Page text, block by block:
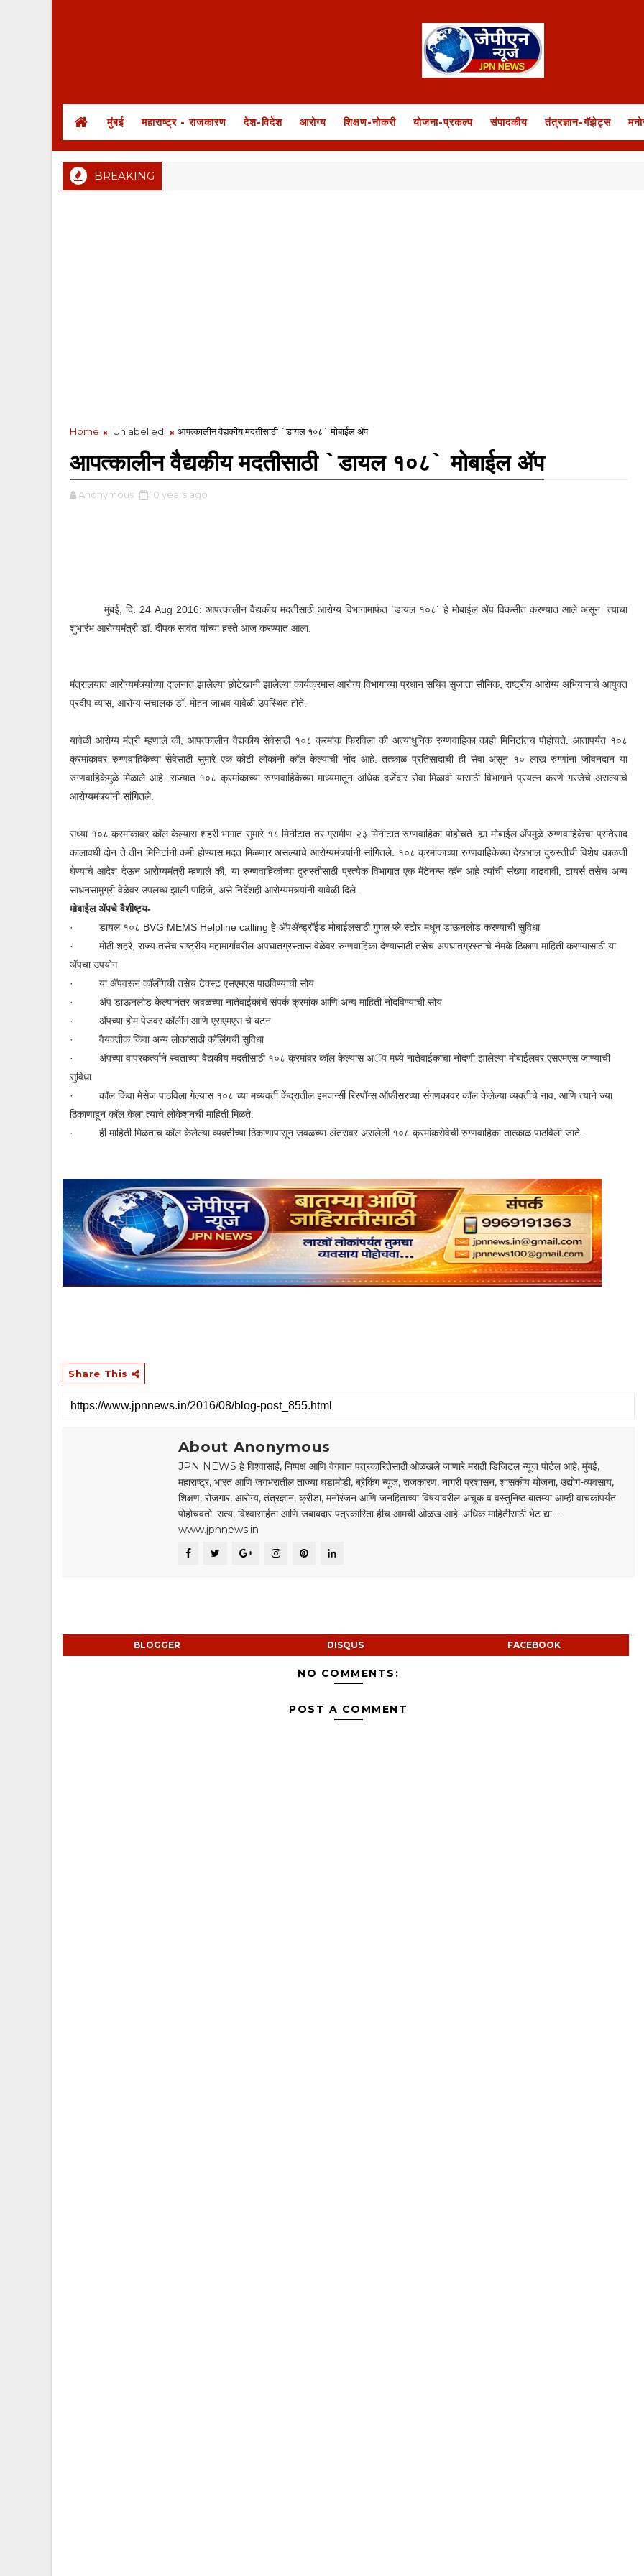
मुंबई महाराष्ट्र - राजकारण देश-विदेश आरोग्य शिक्षण-नोकरी योजना-प्रकल्प संपादकीय तंत्रज्ञान-गॅझेट्स
BREAKING
Home Unlabelled आपत्कालीन वैद्यकीय मदतीसाठी `डायल १०८` मोबाईल ॲप
आपत्कालीन वैद्यकीय मदतीसाठी `डायल १०८` मोबाईल ॲप
Anonymous 10 years ago
मुंबई, दि. 24 Aug 2016: आपत्कालीन वैद्यकीय मदतीसाठी आरोग्य विभागामार्फत `डायल १०८` हे मोबाईल ॲप विकसीत करण्यात आले असून त्याचा
शुभारंभ आरोग्यमंत्री डॉ. दीपक सावंत यांच्या हस्ते आज करण्यात आला.
मंत्रालयात आरोग्यमंत्र्यांच्या दालनात झालेल्या छोटेखानी झालेल्या कार्यक्रमास आरोग्य विभागाच्या प्रधान सचिव सुजाता सौनिक, राष्ट्रीय आरोग्य अभियानाचे आयुक्त
प्रदीप व्यास, आरोग्य संचालक डॉ. मोहन जाधव यावेळी उपस्थित होते.
यावेळी आरोग्य मंत्री म्हणाले की, आपत्कालीन वैद्यकीय सेवेसाठी १०८ क्रमांक फिरविला की अत्याधुनिक रुग्णवाहिका काही मिनिटांतच पोहोचते. आतापर्यंत १०८
क्रमांकावर रुग्णवाहिकेच्या सेवेसाठी सुमारे एक कोटी लोकांनी कॉल केल्याची नोंद आहे. तत्काळ प्रतिसादाची ही सेवा असून १० लाख रुग्णांना जीवनदान या
रुग्णवाहिकेमुळे मिळाले आहे. राज्यात १०८ क्रमांकाच्या रुग्णवाहिकेच्या माध्यमातून अधिक दर्जेदार सेवा मिळावी यासाठी विभागाने प्रयत्न करणे गरजेचे असल्याचे
आरोग्यमंत्र्यांनी सांगितले.
सध्या १०८ क्रमांकावर कॉल केल्यास शहरी भागात सुमारे १८ मिनीटात तर ग्रामीण २३ मिनीटात रुग्णवाहिका पोहोचते. ह्या मोबाईल ॲपमुळे रुग्णवाहिकेचा प्रतिसाद
कालावधी दोन ते तीन मिनिटांनी कमी होण्यास मदत मिळणार असल्याचे आरोग्यमंत्र्यांनी सांगितले. १०८ क्रमांकाच्या रुग्णवाहिकेच्या देखभाल दुरुस्तीची विशेष काळजी
घेण्याचे आदेश देऊन आरोग्यमंत्री म्हणाले की, या रुग्णवाहिकांच्या दुरुस्तीसाठी प्रत्येक विभागात एक मेंटेनन्स व्हॅन आहे त्यांची संख्या वाढवावी, टायर्स तसेच अन्य
साधनसामुग्री वेळेवर उपलब्ध झाली पाहिजे, असे निर्देशही आरोग्यमंत्र्यांनी यावेळी दिले.
मोबाईल ॲपचे वैशीष्ट्य-
·
डायल १०८ BVG MEMS Helpline calling हे ॲपॲन्ड्रॉईड मोबाईलसाठी गुगल प्ले स्टोर मधून डाऊनलोड करण्याची सुविधा
·
मोठी शहरे, राज्य तसेच राष्ट्रीय महामार्गावरील अपघातग्रस्तास वेळेवर रुग्णवाहिका देण्यासाठी तसेच अपघातग्रस्तांचे नेमके ठिकाण माहिती करण्यासाठी या
ॲपचा उपयोग
·
या ॲपवरून कॉलींगची तसेच टेक्स्ट एसएमएस पाठविण्याची सोय
·
ॲप डाऊनलोड केल्यानंतर जवळच्या नातेवाईकांचे संपर्क क्रमांक आणि अन्य माहिती नोंदविण्याची सोय
·
ॲपच्या होम पेजवर कॉलींग आणि एसएमएस चे बटन
·
वैयक्तीक किंवा अन्य लोकांसाठी कॉलिंगची सुविधा
·
ॲपच्या वापरकर्त्याने स्वताच्या वैद्यकीय मदतीसाठी १०८ क्रमांवर कॉल केल्यास अॅप मध्ये नातेवाईकांचा नोंदणी झालेल्या मोबाईलवर एसएमएस जाण्याची
सुविधा
·
कॉल किंवा मेसेज पाठविला गेल्यास १०८ च्या मध्यवर्ती केंद्रातील इमजर्न्सी रिस्पॉन्स ऑफीसरच्या संगणकावर कॉल केलेल्या व्यक्तीचे नाव, आणि त्याने ज्या
ठिकाणाहून कॉल केला त्याचे लोकेशनची माहिती मिळते.
·
ही माहिती मिळताच कॉल केलेल्या व्यक्तीच्या ठिकाणापासून जवळच्या अंतरावर असलेली १०८ क्रमांकसेवेची रुग्णवाहिका तात्काळ पाठविली जाते.
Share This
About Anonymous
JPN NEWS हे विश्वासार्ह, निष्पक्ष आणि वेगवान पत्रकारितेसाठी ओळखले जाणारे मराठी डिजिटल न्यूज पोर्टल आहे. मुंबई,
महाराष्ट्र, भारत आणि जगभरातील ताज्या घडामोडी, ब्रेकिंग न्यूज, राजकारण, नागरी प्रशासन, शासकीय योजना, उद्योग-व्यवसाय,
शिक्षण, रोजगार, आरोग्य, तंत्रज्ञान, क्रीडा, मनोरंजन आणि जनहिताच्या विषयांवरील अचूक व वस्तुनिष्ठ बातम्या आम्ही वाचकांपर्यंत
पोहोचवतो. सत्य, विश्वासार्हता आणि जबाबदार पत्रकारिता हीच आमची ओळख आहे. अधिक माहितीसाठी भेट द्या –
www.jpnnews.in
BLOGGER DISQUS FACEBOOK
NO COMMENTS:
POST A COMMENT